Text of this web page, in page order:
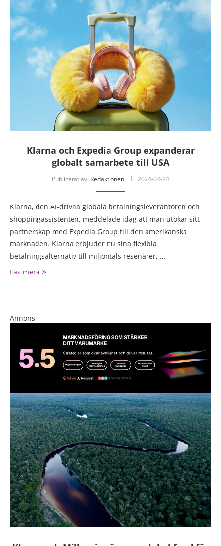
Klarna och Expedia Group expanderar
globalt samarbete till USA
Publicerat av: Redaktionen 2024-04-24
Klarna, den AI-drivna globala betalningsleverantören och
shoppingassistenten, meddelade idag att man utökar sitt
partnerskap med Expedia Group till den amerikanska
marknaden. Klarna erbjuder nu sina flexibla
betalningsalternativ till miljontals resenärer, …
Läs mera
Annons